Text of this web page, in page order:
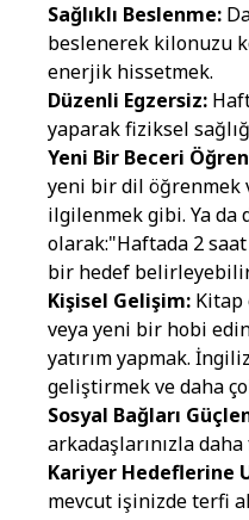
Sağlıklı Beslenme:
beslenerek kilonuzu
enerjik hissetmek.
Düzenli Egzersiz:
yaparak fiziksel
Yeni Bir Beceri
yeni bir dil öğrenmek
ilgilenmek gibi. Ya
olarak:"Haftada 2
bir hedef
Kişisel Gelişim: Kitap
veya yeni bir hobi
yatırım yapmak.
geliştirmek ve daha
Sosyal Bağları
arkadaşlarınızla
Kariyer Hedeflerine
mevcut işinizde terfi